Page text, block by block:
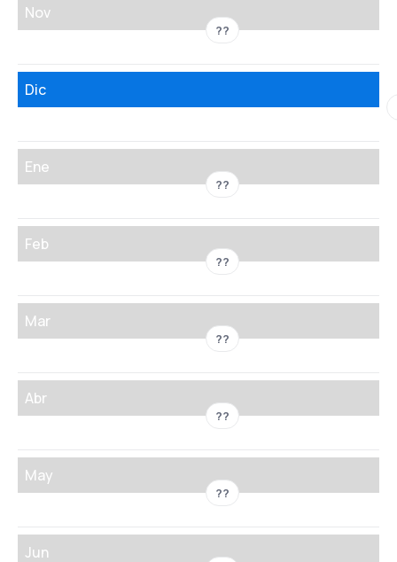
Nov
??
Dic
Ene
??
Feb
??
Mar
??
Abr
??
May
??
Jun